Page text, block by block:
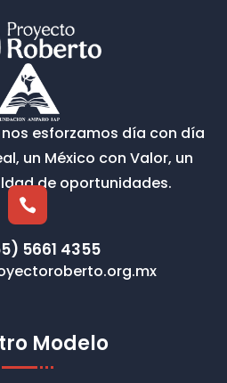
esforzamos día con día
un México con Valor, un
de oportunidades.

5661 4355
Modelo